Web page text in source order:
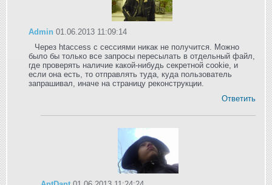
Admin 01.06.2013 11:09:14
Через htaccess с сессиями никак не получится. Можно
было бы только все запросы пересылать в отдельный файл,
где проверять наличие какой-нибудь секретной cookie, и
если она есть, то отправлять туда, куда пользователь
запрашивал, иначе на страницу реконструкции.
Ответить